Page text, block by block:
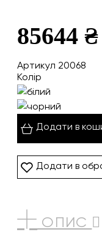
85644 ₴
Артикул 20068
Колір
Додати в
Додати в
ОПИС